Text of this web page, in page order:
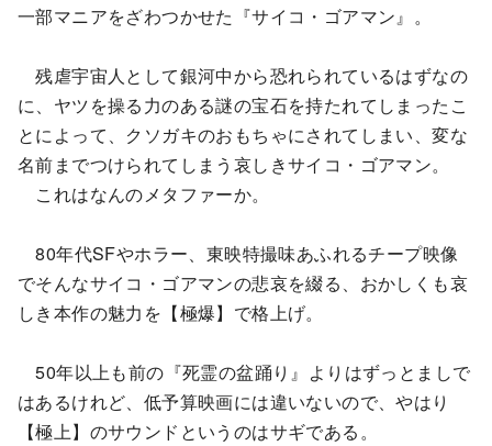
一部マニアをざわつかせた『サイコ・ゴアマン』。
残虐宇宙人として銀河中から恐れられているはずなの
に、ヤツを操る力のある謎の宝石を持たれてしまったこ
とによって、クソガキのおもちゃにされてしまい、変な
名前までつけられてしまう哀しきサイコ・ゴアマン。
これはなんのメタファーか。
80年代SFやホラー、東映特撮味あふれるチープ映像
でそんなサイコ・ゴアマンの悲哀を綴る、おかしくも哀
しき本作の魅力を【極爆】で格上げ。
50年以上も前の『死霊の盆踊り』よりはずっとましで
はあるけれど、低予算映画には違いないので、やはり
【極上】のサウンドというのはサギである。